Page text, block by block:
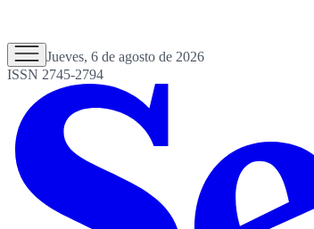
Jueves, 6 de agosto de 2026
ISSN 2745-2794